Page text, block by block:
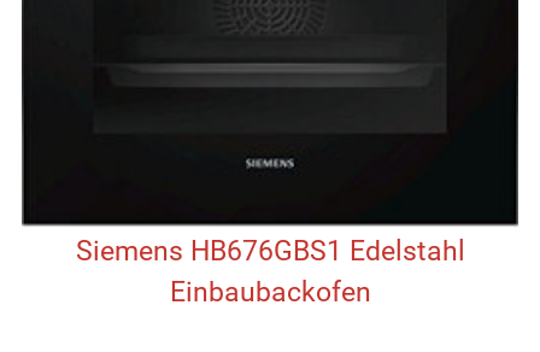
Siemens HB676GBS1 Edelstahl
Einbaubackofen